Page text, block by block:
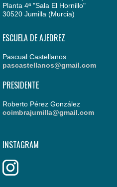
Planta 4ª "Sala El Hornillo"
30520 Jumilla (Murcia)
ESCUELA DE AJEDREZ
Pascual Castellanos
pascastellanos@gmail.com
PRESIDENTE
Roberto Pérez González
coimbrajumilla@gmail.com
INSTAGRAM